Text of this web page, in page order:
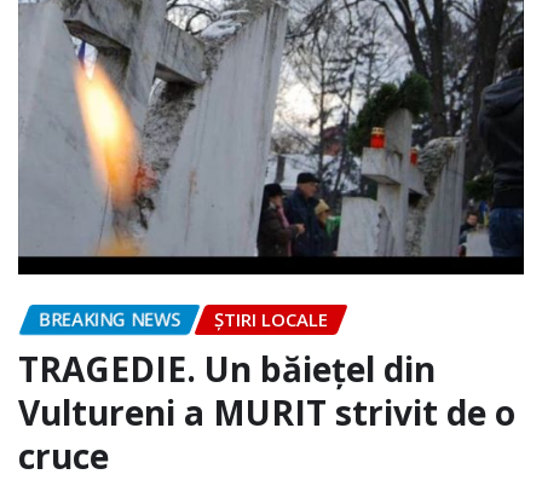
BREAKING NEWS ȘTIRI LOCALE
TRAGEDIE. Un băiețel din
Vultureni a MURIT strivit de o
cruce